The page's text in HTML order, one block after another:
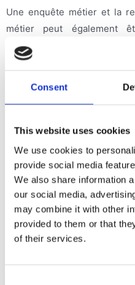
Consent
This website uses cookies
We use cookies to
provide social media
We also share information
our social media,
may combine it with other
provided to them or that
of their services.
Une enquête métier et la
métier peut également
bénéficiaire puisse
Phase de conclusion
différentes perspectives qui
Elles permettent de mettre
synthèse qui amènent à poser
durant le bilan de compétences.
Rendez-vous à 6